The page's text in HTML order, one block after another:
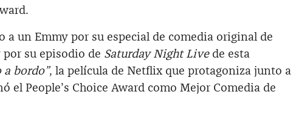
a un Emmy por su especial de comedia original de
su episodio de Saturday Night Live de esta
bordo”, la película de Netflix que protagoniza junto a
el People’s Choice Award como Mejor Comedia de